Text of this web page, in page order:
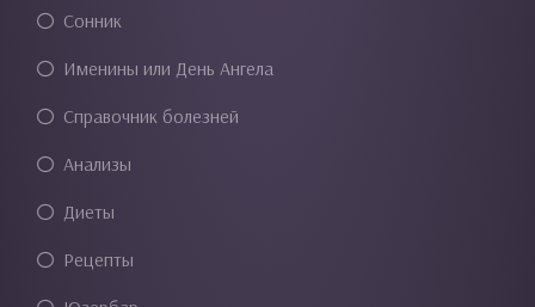
Сонник
Именины или День Ангела
Справочник болезней
Анализы
Диеты
Рецепты